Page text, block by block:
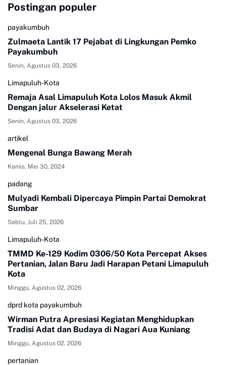
Postingan populer
payakumbuh
Zulmaeta Lantik 17 Pejabat di Lingkungan Pemko
Payakumbuh
Senin, Agustus 03, 2026
Limapuluh-Kota
Remaja Asal Limapuluh Kota Lolos Masuk Akmil
Dengan jalur Akselerasi Ketat
Senin, Agustus 03, 2026
artikel
Mengenal Bunga Bawang Merah
Kamis, Mei 30, 2024
padang
Mulyadi Kembali Dipercaya Pimpin Partai Demokrat
Sumbar
Sabtu, Juli 25, 2026
Limapuluh-Kota
TMMD Ke-129 Kodim 0306/50 Kota Percepat Akses
Pertanian, Jalan Baru Jadi Harapan Petani Limapuluh
Kota
Minggu, Agustus 02, 2026
dprd kota payakumbuh
Wirman Putra Apresiasi Kegiatan Menghidupkan
Tradisi Adat dan Budaya di Nagari Aua Kuniang
Minggu, Agustus 02, 2026
pertanian